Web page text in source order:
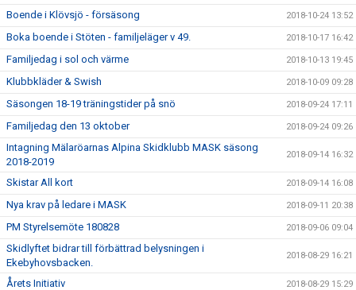
Boende i Klövsjö - försäsong 2018-10-24 13:52
Boka boende i Stöten - familjeläger v 49. 2018-10-17 16:42
Familjedag i sol och värme 2018-10-13 19:45
Klubbkläder & Swish 2018-10-09 09:28
Säsongen 18-19 träningstider på snö 2018-09-24 17:11
Familjedag den 13 oktober 2018-09-24 09:26
Intagning Mälaröarnas Alpina Skidklubb MASK säsong
2018-2019
2018-09-14 16:32
Skistar All kort 2018-09-14 16:08
Nya krav på ledare i MASK 2018-09-11 20:38
PM Styrelsemöte 180828 2018-09-06 09:04
Skidlyftet bidrar till förbättrad belysningen i
Ekebyhovsbacken.
2018-08-29 16:21
Årets Initiativ 2018-08-29 15:29